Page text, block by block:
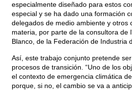
especialmente diseñado para estos
especial y se ha dado una formación
delegados de medio ambiente y otros
materia, por parte de la consultora de
Blanco, de la Federación de Industria
Así, este trabajo conjunto pretende
procesos de transición. “Uno de los
el contexto de emergencia climática
porque, si no, el cambio se va a